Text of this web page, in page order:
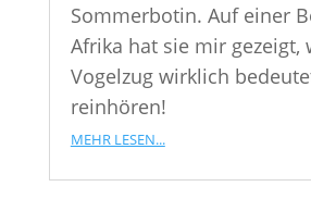
Sommerbotin. Auf einer
Afrika hat sie mir gezeigt,
Vogelzug wirklich
reinhören!
mehr lesen...